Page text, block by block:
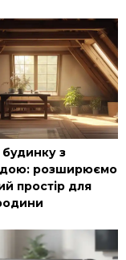
з
розширюємо
простір для